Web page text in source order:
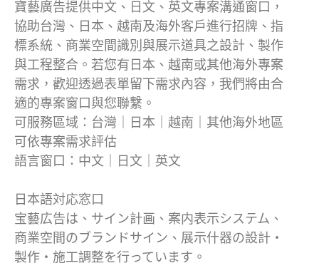
寶藝廣告提供中文、日文、英文專案溝通窗口，
協助台灣、日本、越南及海外客戶進行招牌、指
標系統、商業空間識別與展示道具之設計、製作
與工程整合。若您有日本、越南或其他海外專案
需求，歡迎透過表單留下需求內容，我們將由合
適的專案窗口與您聯繫。
可服務區域：台灣｜日本｜越南｜其他海外地區
可依專案需求評估
語言窗口：中文｜日文｜英文
日本語対応窓口
宝藝広告は、サイン計画、案内表示システム、
商業空間のブランドサイン、展示什器の設計・
製作・施工調整を行っています。